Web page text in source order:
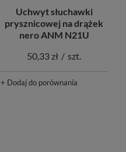
Uchwyt słuchawki
prysznicowej na drążek
nero ANM N21U
50,33 zł / szt.
+ Dodaj do porównania